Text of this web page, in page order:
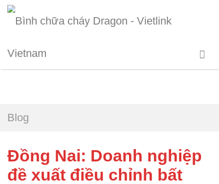
Blog
Đồng Nai: Doanh nghiệp
đề xuất điều chỉnh bất